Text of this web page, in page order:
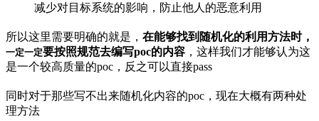
减少对目标系统的影响，防止他人的恶意利用
所以这里需要明确的就是， 在能够找到随机化的利用方法时，
一定一定要按照规范去编写poc的内容 ，这样我们才能够认为这
是一个较高质量的poc，反之可以直接pass
同时对于那些写不出来随机化内容的poc，现在大概有两种处
理方法